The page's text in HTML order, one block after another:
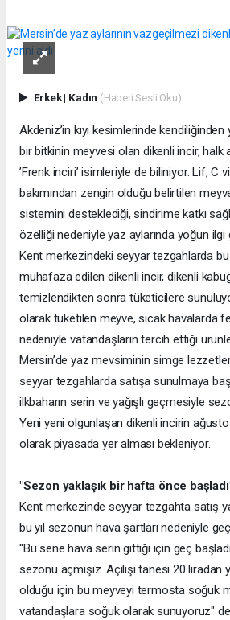
Erkek| Kadın (Haberi Sesli Oku)
Akdeniz’in kıyı kesimlerinde
bir bitkinin meyvesi olan dikenli incir, halk
’Frenk inciri’ isimleriyle de biliniyor. Lif, C
bakımından zengin olduğu belirtilen
sistemini desteklediği, sindirime katkı
özelliği nedeniyle yaz aylarında yoğun
Kent merkezindeki seyyar tezgahlarda
muhafaza edilen dikenli incir, dikenli
temizlendikten sonra tüketicilere
olarak tüketilen meyve, sıcak havalarda
nedeniyle vatandaşların tercih ettiği
Mersin’de yaz mevsiminin simge
seyyar tezgahlarda satışa sunulmaya
ilkbaharın serin ve yağışlı geçmesiyle
Yeni yeni olgunlaşan dikenli incirin
olarak piyasada yer alması bekleniyor.
"Sezon yaklaşık bir hafta önce
Kent merkezinde seyyar tezgahta satış
bu yıl sezonun hava şartları nedeniyle geç
"Bu sene hava serin gittiği için geç
sezonu açmışız. Açılışı tanesi 20 liradan
olduğu için bu meyveyi termosta soğuk
vatandaşlara soğuk olarak sunuyoruz"